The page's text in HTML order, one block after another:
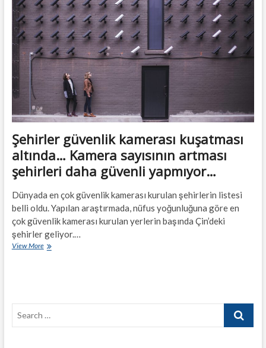
Şehirler güvenlik kamerası kuşatması
altında… Kamera sayısının artması
şehirleri daha güvenli yapmıyor…
Dünyada en çok güvenlik kamerası kurulan şehirlerin listesi
belli oldu. Yapılan araştırmada, nüfus yoğunluğuna göre en
çok güvenlik kamerası kurulan yerlerin başında Çin’deki
şehirler geliyor.…
View MoreŞehirler
artması
Search